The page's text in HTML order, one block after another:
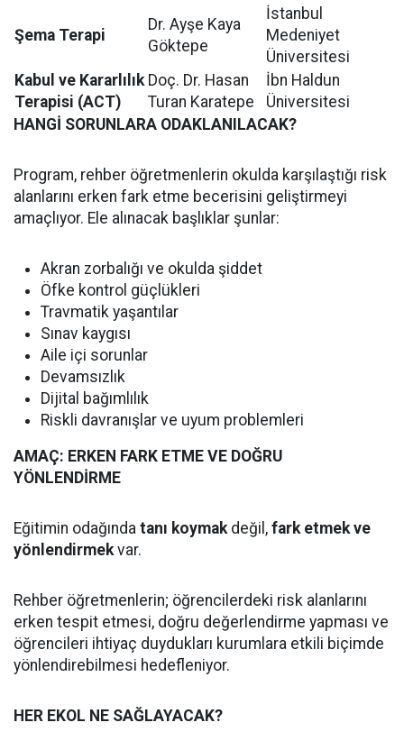
Şema Terapi
Dr. Ayşe Kaya
Göktepe
İstanbul
Medeniyet
Üniversitesi
Kabul ve Kararlılık
Terapisi (ACT)
Doç. Dr. Hasan
Turan Karatepe
İbn Haldun
Üniversitesi
HANGİ SORUNLARA ODAKLANILACAK?
Program, rehber öğretmenlerin okulda karşılaştığı risk
alanlarını erken fark etme becerisini geliştirmeyi
amaçlıyor. Ele alınacak başlıklar şunlar:
Akran zorbalığı ve okulda şiddet
Öfke kontrol güçlükleri
Travmatik yaşantılar
Sınav kaygısı
Aile içi sorunlar
Devamsızlık
Dijital bağımlılık
Riskli davranışlar ve uyum problemleri
AMAÇ: ERKEN FARK ETME VE DOĞRU
YÖNLENDİRME
Eğitimin odağında tanı koymakdeğil, fark etmek ve
yönlendirmekvar.
Rehber öğretmenlerin; öğrencilerdeki risk alanlarını
erken tespit etmesi, doğru değerlendirme yapması ve
öğrencileri ihtiyaç duydukları kurumlara etkili biçimde
yönlendirebilmesi hedefleniyor.
HER EKOL NE SAĞLAYACAK?